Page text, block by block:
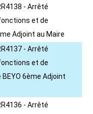
- Arrêté
et de
Adjoint au Maire
- Arrêté
et de
6ème Adjoint
- Arrêté